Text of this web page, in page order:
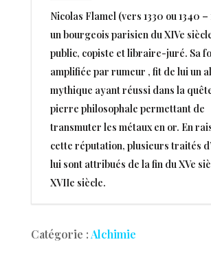
Nicolas Flamel (vers 1330 ou 1340 –
un bourgeois parisien du XIVe
public, copiste et libraire-juré. Sa
amplifiée par rumeur , fit de lui un
mythique ayant réussi dans la
pierre philosophale permettant de
transmuter les métaux en or. En
cette réputation, plusieurs traités
lui sont attribués de la fin du XVe
XVIIe siècle.
Catégorie :Alchimie